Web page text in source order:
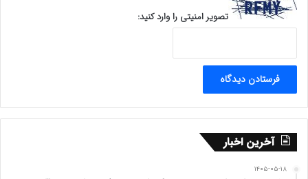
تصویر امنیتی را وارد کنید:
آخرین اخبار
۱۴۰۵-۰۵-۱۸